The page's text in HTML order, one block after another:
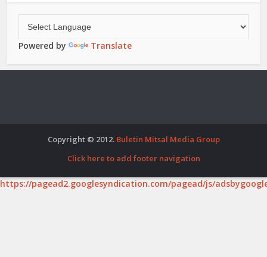
Powered by Translate
Copyright © 2012. Buletin Mitsal Media Group
Click here to add footer navigation
https://pagead2.googlesyndication.com/pagead/js/